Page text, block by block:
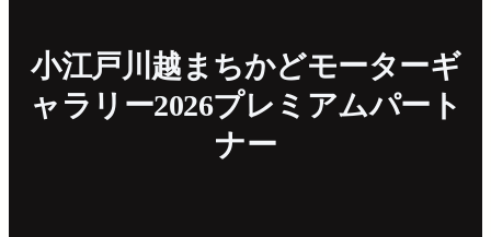
小江戸川越まちかどモーターギ
ャラリー2026プレミアムパート
ナー